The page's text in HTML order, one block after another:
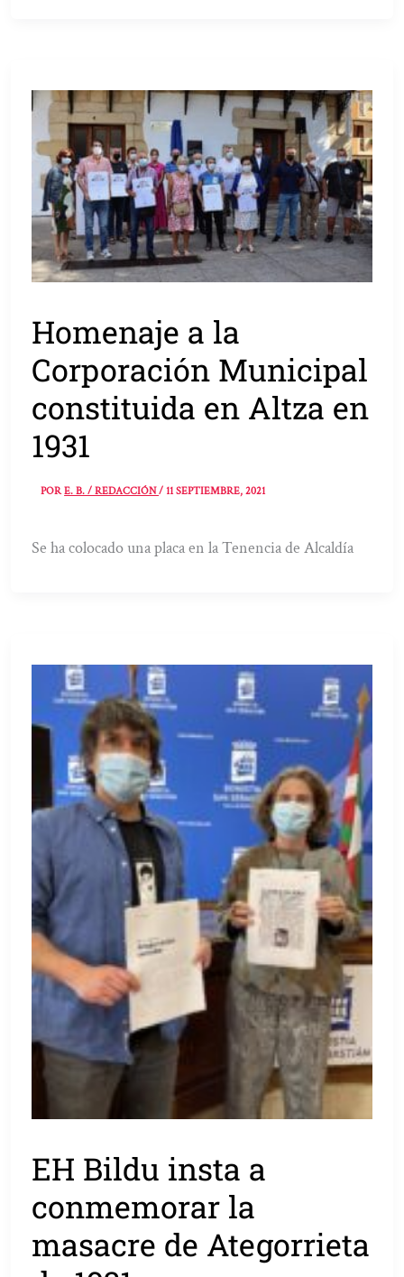
Homenaje a la
Corporación Municipal
constituida en Altza en
1931
PORE. B. / REDACCIÓN/11 SEPTIEMBRE, 2021
Se ha colocado una placa en la Tenencia de Alcaldía
EH Bildu insta a
conmemorar la
masacre de Ategorrieta